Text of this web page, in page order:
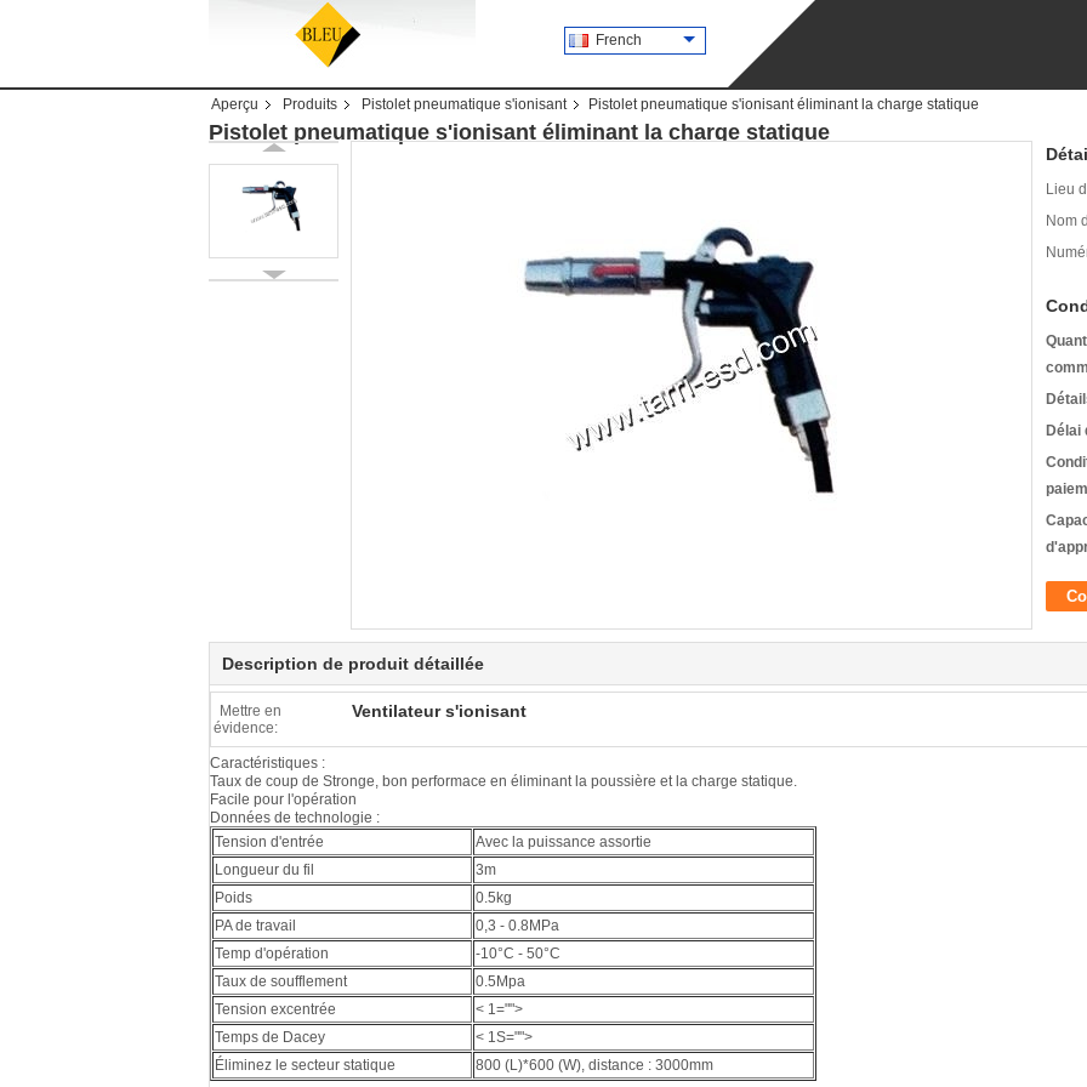
French
Aperçu Produits Pistolet pneumatique s'ionisant Pistolet pneumatique s'ionisant éliminant la charge statique
Pistolet pneumatique s'ionisant éliminant la charge statique
Lieu
Nom
Délai
Description de produit détaillée
Mettre en
évidence:
Ventilateur s'ionisant
Caractéristiques :
Taux de coup de Stronge, bon performace en éliminant la poussière et la charge statique.
Facile pour l'opération
Données de technologie :
Tension d'entrée
Avec la puissance assortie
Longueur du fil
3m
Poids
0.5kg
PA de travail
0,3 - 0.8MPa
Temp d'opération
-10°C - 50°C
Taux de soufflement
0.5Mpa
Tension excentrée
< 1="">
Temps de Dacey
< 1S="">
Éliminez le secteur statique
800 (L)*600 (W), distance : 3000mm